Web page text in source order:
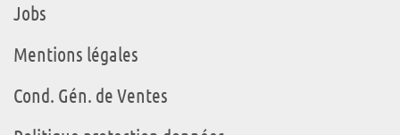
Jobs
Mentions légales
Cond. Gén. de Ventes